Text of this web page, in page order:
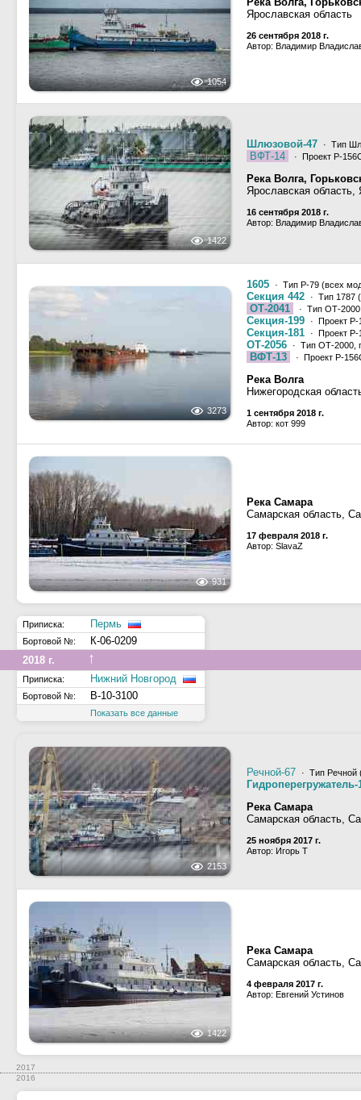
1054
Ярославская область
26 сентября 2018 г.
Автор: Владимир
1422
Шлюзовой-47 · Тип
ВФТ-14 · Проект Р-
Река Волга,
Ярославская область,
16 сентября 2018 г.
Автор: Владимир
3273
1605 · Тип Р-79 (всех
Секция 442 · Тип 1787
ОТ-2041 · Тип ОТ-
Секция-199 · Проект
Секция-181 · Проект
ОТ-2056 · Тип ОТ-2000,
ВФТ-13 · Проект Р-
Река Волга
Нижегородская
1 сентября 2018 г.
Автор: кот 999
931
Река Самара
Самарская область,
17 февраля 2018 г.
Автор: SlavaZ
Приписка: Пермь
Бортовой №:
К-06-0209
2018 г.
↑
Приписка: Нижний Новгород
Бортовой №: В-10-3100
Показать все данные
2153
Речной-67 · Тип Речной
Гидроперегружатель-
Река Самара
Самарская область,
25 ноября 2017 г.
Автор: Игорь Т
1422
Река Самара
Самарская область,
4 февраля 2017 г.
Автор: Евгений Устинов
2017
2016